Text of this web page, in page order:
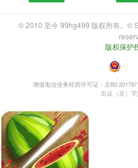
© 2010 至今 99hg499 版权所有。©
版权保护
・
增值电信业务经营许可证：京B2-
出证（京）字